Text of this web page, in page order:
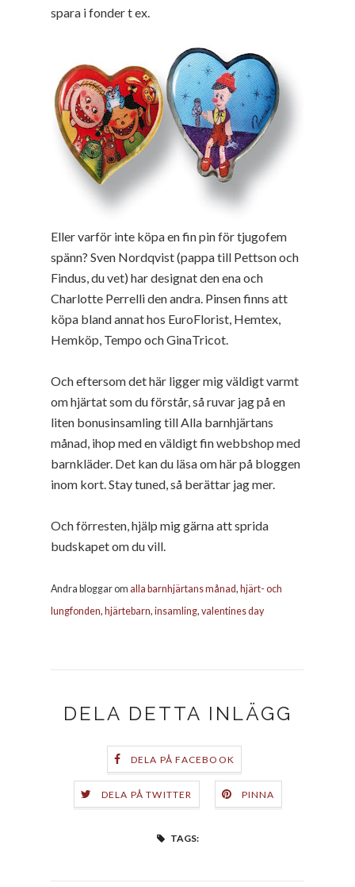
spara i fonder t ex.
Eller varför inte köpa en fin pin för tjugofem
spänn? Sven Nordqvist (pappa till Pettson och
Findus, du vet) har designat den ena och
Charlotte Perrelli den andra. Pinsen finns att
köpa bland annat hos EuroFlorist, Hemtex,
Hemköp, Tempo och GinaTricot.
Och eftersom det här ligger mig väldigt varmt
om hjärtat som du förstår, så ruvar jag på en
liten bonusinsamling till Alla barnhjärtans
månad, ihop med en väldigt fin webbshop med
barnkläder. Det kan du läsa om här på bloggen
inom kort. Stay tuned, så berättar jag mer.
Och förresten, hjälp mig gärna att sprida
budskapet om du vill.
Andra bloggar om alla barnhjärtans månad, hjärt- och
lungfonden, hjärtebarn, insamling, valentines day
DELA DETTA INLÄGG
DELA PÅ FACEBOOK
DELA PÅ TWITTER PINNA
TAGS: